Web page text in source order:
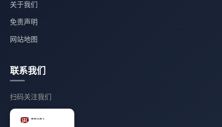
关于我们
免责声明
网站地图
联系我们
扫码关注我们